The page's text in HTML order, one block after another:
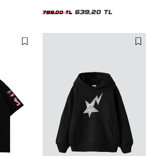
799,00 TL 639,20 TL